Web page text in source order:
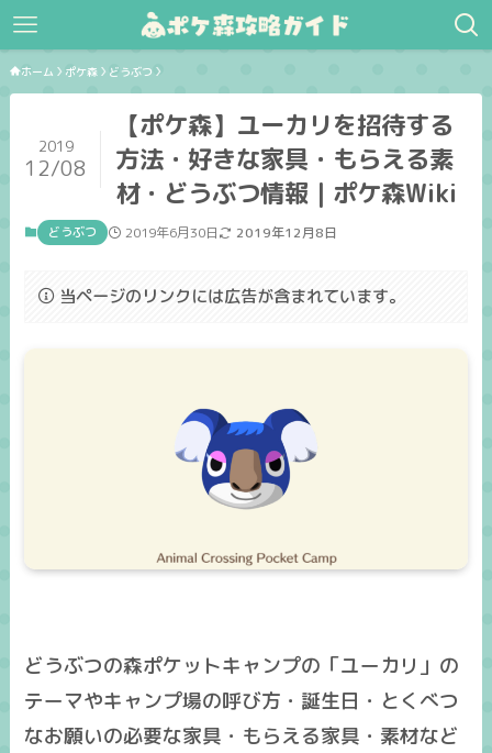
ホーム ポケ森 どうぶつ
【ポケ森】ユーカリを招待する
方法・好きな家具・もらえる素
材・どうぶつ情報｜ポケ森Wiki
2019
12/08
どうぶつ 2019年6月30日 2019年12月8日
当ページのリンクには広告が含まれています。
どうぶつの森ポケットキャンプの「ユーカリ」の
テーマやキャンプ場の呼び方・誕生日・とくべつ
なお願いの必要な家具・もらえる家具・素材など